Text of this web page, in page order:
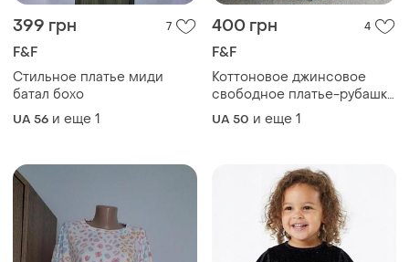
399 грн 7
F&F
Стильное платье миди
батал бохо
UA 56 и еще 1
400 грн 4
F&F
Коттоновое джинсовое
свободное платье-рубашка
средней плотности 50-52
UA 50 и еще 1